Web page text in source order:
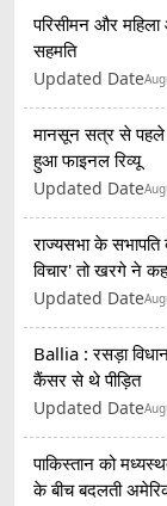
परिसीमन और
सहमति
Updated Date
मानसून सत्र से पहले
हुआ फाइनल रिव्यू
Updated Date
राज्यसभा के
विचार' तो खरगे ने
Updated Date
Ballia : रसड़ा
कैंसर से थे पीड़ित
Updated Date
पाकिस्तान को
के बीच बदलती